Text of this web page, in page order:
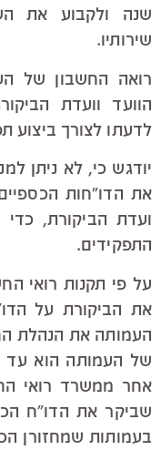
שנה ולקבוע את
שירותיו.
רואה החשבון של
הוועד וועדת
לדעתו לצורך ביצוע
יודגש כי, לא ניתן
את הדו"חות
ועדת הביקורת, כדי
התפקידים.
על פי תקנות רואי
את הביקורת על
העמותה את הנהלת
אחר ממשרד רואי
שביקר את הדו"ח